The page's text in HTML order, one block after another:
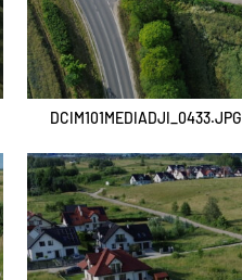
DCIM101MEDIADJI_0433.JPG